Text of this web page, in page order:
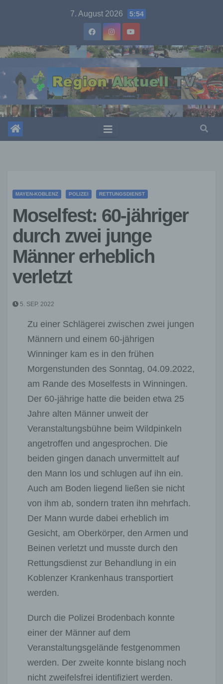
7. August 2026 5:54
MAYEN-KOBLENZ POLIZEI RETTUNGSDIENST
Moselfest: 60-jähriger
durch zwei junge
Männer erheblich
verletzt
5. SEP. 2022
Zu einer Schlägerei zwischen zwei jungen
Männern und einem 60-jährigen
Winninger kam es in den frühen
Morgenstunden des Sonntag, 04.09.2022,
am Rande des Moselfests in Winningen.
Der 60-jährige hatte die beiden etwa 25
Jahre alten Männer unweit der
Veranstaltungsbühne beim Wildpinkeln
angetroffen und angesprochen. Die
beiden gingen danach unvermittelt auf
den Mann los und schlugen auf ihn ein.
Auch am Boden liegend ließen sie nicht
von ihm ab, sondern traten ihn mehrfach.
Der Mann wurde dabei erheblich im
Gesicht, am Oberkörper, den Armen und
Beinen verletzt und musste durch den
Rettungsdienst zur Behandlung in ein
Koblenzer Krankenhaus transportiert
werden.
Durch die Polizei Brodenbach konnte
einer der Männer auf dem
Veranstaltungsgelände festgenommen
werden. Der zweite konnte bislang noch
nicht zweifelsfrei identifiziert werden.